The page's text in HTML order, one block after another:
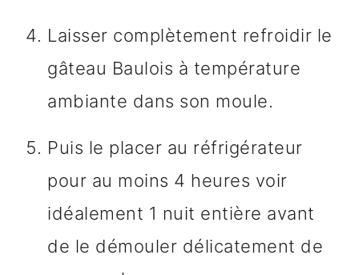
Laisser complètement refroidir le
gâteau Baulois à température
ambiante dans son moule.
Puis le placer au réfrigérateur
pour au moins 4 heures voir
idéalement 1 nuit entière avant
de le démouler délicatement de